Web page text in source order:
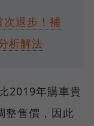
退步！補
析解法
2019年購車貴
整售價，因此